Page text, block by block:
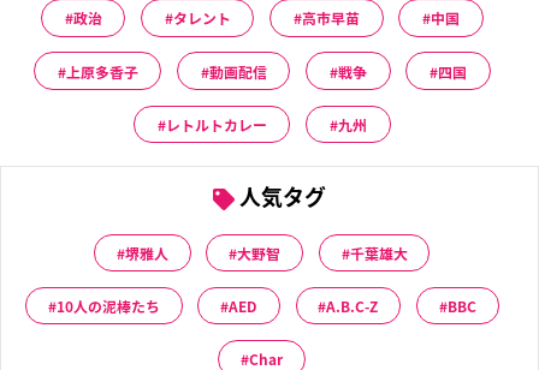
政治 タレント 高市早苗 中国
上原多香子 動画配信 戦争 四国
レトルトカレー 九州
人気タグ
堺雅人 大野智 千葉雄大
10人の泥棒たち AED A.B.C-Z BBC
Char